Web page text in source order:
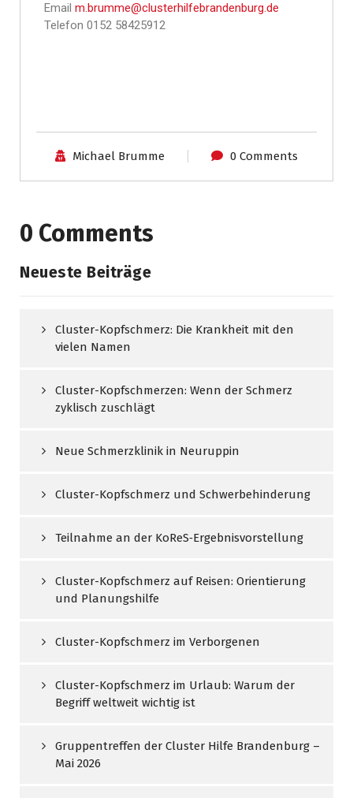
Email m.brumme@clusterhilfebrandenburg.de
Telefon 0152 58425912
Michael Brumme 0 Comments
0 Comments
Neueste Beiträge
Cluster-Kopfschmerz: Die Krankheit mit den
vielen Namen
Cluster-Kopfschmerzen: Wenn der Schmerz
zyklisch zuschlägt
Neue Schmerzklinik in Neuruppin
Cluster-Kopfschmerz und Schwerbehinderung
Teilnahme an der KoReS‑Ergebnisvorstellung
Cluster-Kopfschmerz auf Reisen: Orientierung
und Planungshilfe
Cluster-Kopfschmerz im Verborgenen
Cluster-Kopfschmerz im Urlaub: Warum der
Begriff weltweit wichtig ist
Gruppentreffen der Cluster Hilfe Brandenburg –
Mai 2026